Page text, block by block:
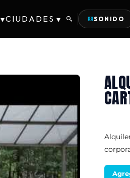
▾CIUDADES ▾ SONIDO